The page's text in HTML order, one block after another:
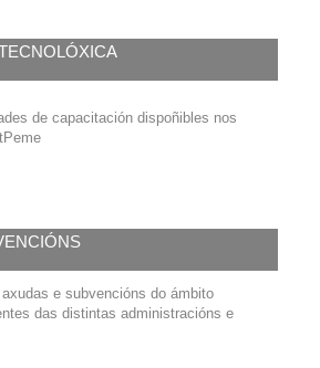
de capacitación dispoñibles nos
e subvencións do ámbito
das distintas administracións e